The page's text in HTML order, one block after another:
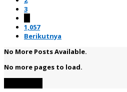
3
1,057
Berikutnya
No More Posts Available.
No more pages to load.